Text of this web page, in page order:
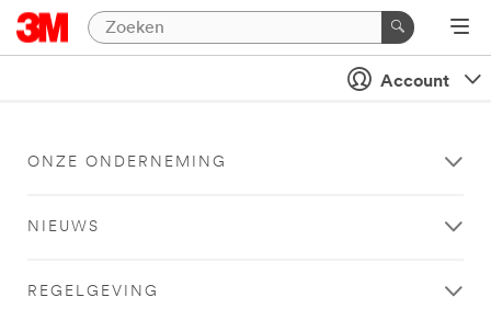
Account
ONZE ONDERNEMING
NIEUWS
REGELGEVING